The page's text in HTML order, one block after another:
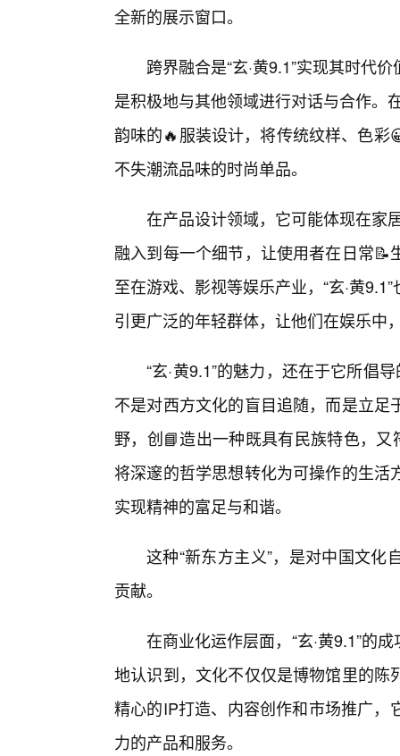
全新的展示窗口。
跨界融合是“玄·黄9.1”实现其时代
是积极地与其他领域进行对话与合作。
韵味的🔥服装设计，将传统纹样、色
不失潮流品味的时尚单品。
在产品设计领域，它可能体现在家
融入到每一个细节，让使用者在日常
至在游戏、影视等娱乐产业，“玄·黄
引更广泛的年轻群体，让他们在娱乐中
“玄·黄9.1”的魅力，还在于它所倡
不是对西方文化的盲目追随，而是立
野，创📘造出一种既具有民族特色，
将深邃的哲学思想转化为可操作的生
实现精神的富足与和谐。
这种“新东方主义”，是对中国文
贡献。
在商业化运作层面，“玄·黄9.1”的
地认识到，文化不仅仅是博物馆里的
精心的IP打造、内容创作和市场推广
力的产品和服务。